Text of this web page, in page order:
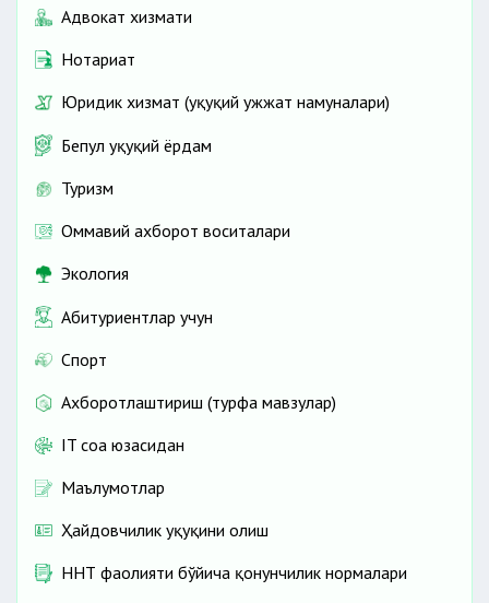
Адвокат хизмати
Нотариат
Юридик хизмат (ҳуқуқий ҳужжат намуналари)
Бепул ҳуқуқий ёрдам
Туризм
Оммавий ахборот воситалари
Экология
Абитуриентлар учун
Спорт
Ахборотлаштириш (турфа мавзулар)
IT соҳа юзасидан
Маълумотлар
Ҳайдовчилик ҳуқуқини олиш
ННТ фаолияти бўйича қонунчилик нормалари